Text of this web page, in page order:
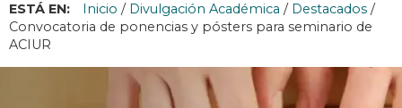
ESTÁ EN: Inicio / Divulgación Académica / Destacados /
Convocatoria de ponencias y pósters para seminario de
ACIUR